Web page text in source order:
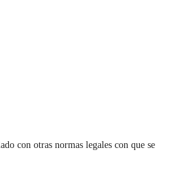
con otras normas legales con que se